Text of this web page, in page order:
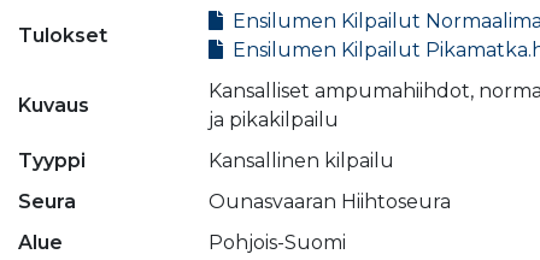
Tulokset
Ensilumen Kilpailut
Ensilumen Kilpailut
Kuvaus
Kansalliset ampumahiihdot,
ja pikakilpailu
Tyyppi
Kansallinen kilpailu
Seura
Ounasvaaran Hiihtoseura
Alue
Pohjois-Suomi